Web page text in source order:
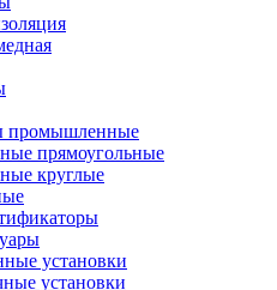
промышленные
прямоугольные
круглые
установки
установки